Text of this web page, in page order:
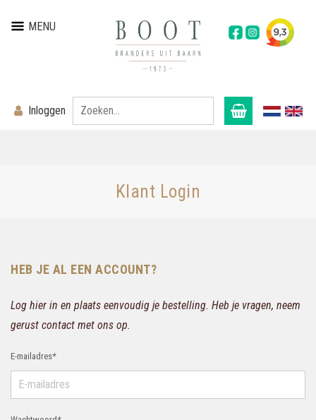
MENU
Inloggen
Klant Login
HEB JE AL EEN ACCOUNT?
Log hier in en plaats eenvoudig je bestelling. Heb je vragen, neem
gerust contact met ons op.
E-mailadres*